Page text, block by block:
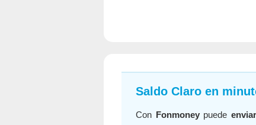
Saldo Claro en
Con Fonmoneypuede